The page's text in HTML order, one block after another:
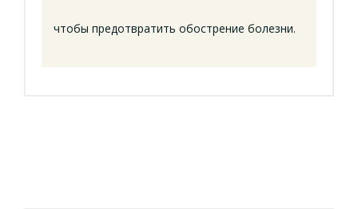
чтобы предотвратить обострение болезни.